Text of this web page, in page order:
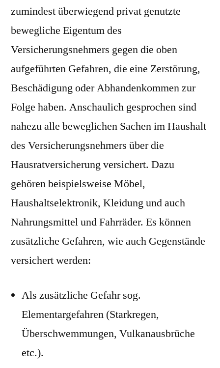
zumindest überwiegend privat genutzte
bewegliche Eigentum des
Versicherungsnehmers gegen die oben
aufgeführten Gefahren, die eine Zerstörung,
Beschädigung oder Abhandenkommen zur
Folge haben. Anschaulich gesprochen sind
nahezu alle beweglichen Sachen im Haushalt
des Versicherungsnehmers über die
Hausratversicherung versichert. Dazu
gehören beispielsweise Möbel,
Haushaltselektronik, Kleidung und auch
Nahrungsmittel und Fahrräder. Es können
zusätzliche Gefahren, wie auch Gegenstände
versichert werden:
Als zusätzliche Gefahr sog.
Elementargefahren (Starkregen,
Überschwemmungen, Vulkanausbrüche
etc.).